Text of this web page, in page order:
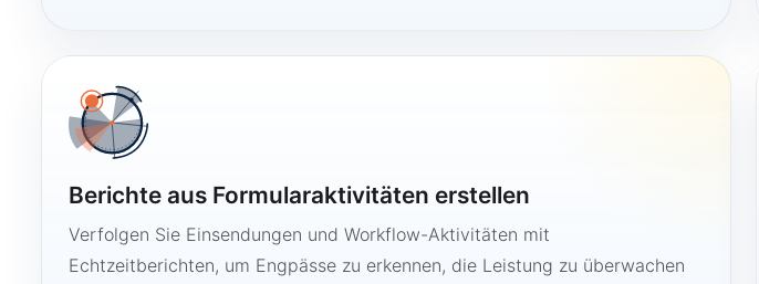
Berichte aus Formularaktivitäten erstellen
Verfolgen Sie Einsendungen und Workflow-Aktivitäten mit
Echtzeitberichten, um Engpässe zu erkennen, die Leistung zu überwachen